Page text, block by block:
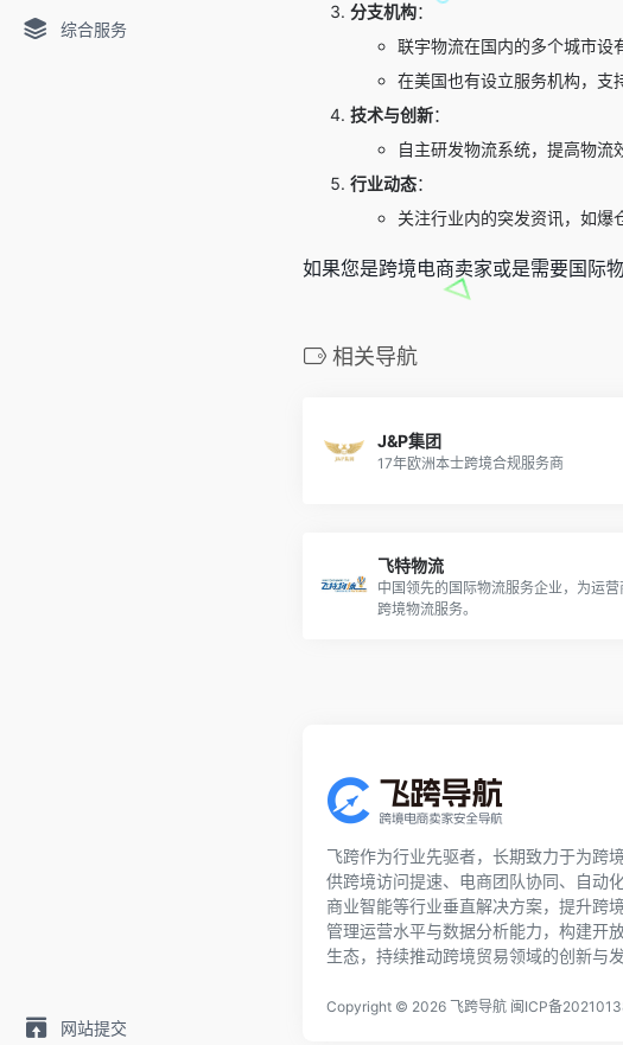
综合服务
网站提交
分支机构：
联宇物流在国内的多个城市设
在美国也有设立服务机构，支
技术与创新：
自主研发物流系统，提高物流
行业动态：
关注行业内的突发资讯，如爆
如果您是跨境电商卖家或是需要国际
相关导航
J&P集团
17年欧洲本士跨境合规服务商
飞特物流
中国领先的国际物流服务企业，为运
跨境物流服务。
飞跨作为行业先驱者，长期致力于为跨
供跨境访问提速、电商团队协同、自动
商业智能等行业垂直解决方案，提升跨
管理运营水平与数据分析能力，构建开
生态，持续推动跨境贸易领域的创新与发
Copyright © 2026 飞跨导航 闽ICP备